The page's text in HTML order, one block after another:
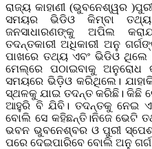
ରାଜ୍ୟ କାହାଣୀ (ଭୁବନେଶ୍ୱର
ସମୟର ଭିଡିଓ କିମ୍ବା ତଥ୍ୟ
ଜନସାଧାରଣଙ୍କୁ ଅପିଲ
ତଦନ୍ତକାରୀ ଅଧିକାରୀ ଅନୁ
ପାଖରେ ତଥ୍ୟ ଏବଂ ଭିଡିଓ ଥିଲେ
ମେଲ୍‌ରେ ପଠାଇବାକୁ ଅନୁରୋଧ
ସମୟରେ ଭିଡ଼ିଓ କରିଥିଲେ।
ସ୍ଥଳକୁ ଯାଇ ତଦନ୍ତ କରିଛି। କିଛି
ଆହୁରି ବି ଯିବି। ତଦନ୍ତକୁ ନେଇ
ବୋଲି ସେ କହିଛନ୍ତି।ନିଜେ ଭେଟି
ଭବନ ଭୁବନେଶ୍ବର ଓ ପୁରୀ
ପରେ ଦେଇପାରିବେ ବୋଲି ଅନୁ